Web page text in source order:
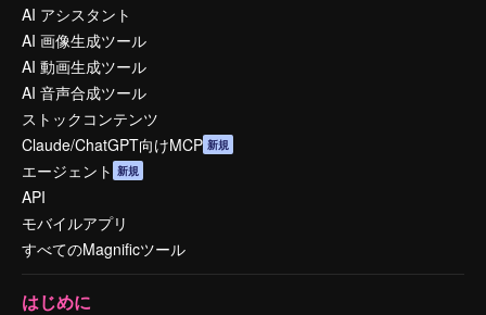
AI アシスタント
AI 画像生成ツール
AI 動画生成ツール
AI 音声合成ツール
ストックコンテンツ
Claude/ChatGPT向けMCP 新規
エージェント 新規
API
モバイルアプリ
すべてのMagnificツール
はじめに